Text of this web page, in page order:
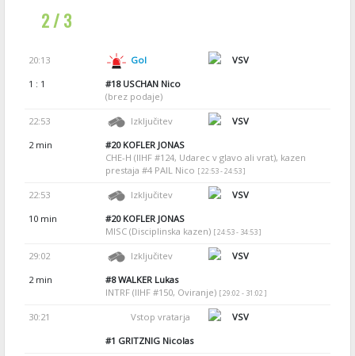
2 / 3
20:13 Gol
VSV
1 : 1
#18USCHAN Nico
(brez podaje)
22:53 Izključitev
VSV
2 min
#20KOFLER JONAS
CHE-H (IIHF #124, Udarec v glavo ali vrat), kazen
prestaja #4 PAIL Nico [ 22:53 - 24:53 ]
22:53 Izključitev
VSV
10 min
#20KOFLER JONAS
MISC (Disciplinska kazen) [ 24:53 - 34:53 ]
29:02 Izključitev
VSV
2 min
#8WALKER Lukas
INTRF (IIHF #150, Oviranje) [ 29:02 - 31:02 ]
30:21 Vstop vratarja
VSV
#1 GRITZNIG Nicolas